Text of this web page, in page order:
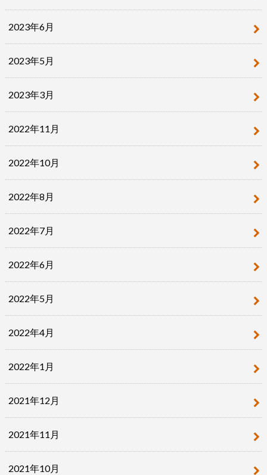
2023年6月
2023年5月
2023年3月
2022年11月
2022年10月
2022年8月
2022年7月
2022年6月
2022年5月
2022年4月
2022年1月
2021年12月
2021年11月
2021年10月